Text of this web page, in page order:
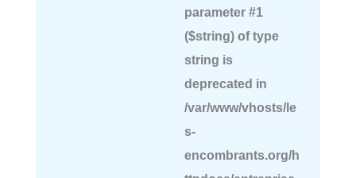
parameter #1
($string) of type
string is
deprecated in
/var/www/vhosts/le
s-
encombrants.org/h